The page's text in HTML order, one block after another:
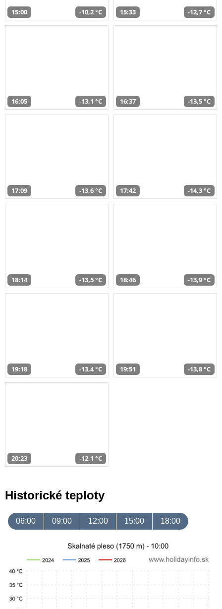
15:00 -10,2 °C 15:33 -12,7 °C
16:05 -13,1 °C 16:37 -13,5 °C
17:09 -13,6 °C 17:42 -14,3 °C
18:14 -13,5 °C 18:46 -13,9 °C
19:18 -13,4 °C 19:51 -13,8 °C
20:23 -12,1 °C
Historické teploty
06:00 09:00 12:00 15:00 18:00